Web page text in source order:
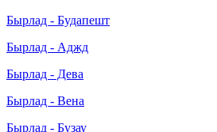
Бырлад - Будапешт
Бырлад - Аджд
Бырлад - Дева
Бырлад - Вена
Бырлад - Бузау